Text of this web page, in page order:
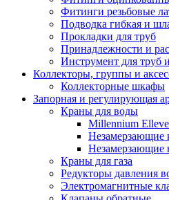
Фитинги резьбовые
Подводка гибкая и
Прокладки для труб
Принадлежности и
Инструмент для труб
Коллекторы, группы и
Коллекторные шкафы
Запорная и регулирующая
Краны для воды
Millennium
Незамерзающие
Незамерзающие
Краны для газа
Редукторы давления
Электромагнитные